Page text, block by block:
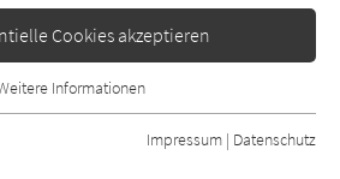
Cookies akzeptieren
für grundlegende Funktionen der
ist gewährleistet, dass die Webseite
Informationen
Impressum | Datenschutz